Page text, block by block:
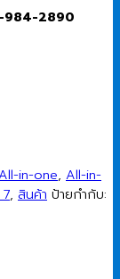
984-2890
in-one, All-in-
, สินค้า ป้ายกำกับ: